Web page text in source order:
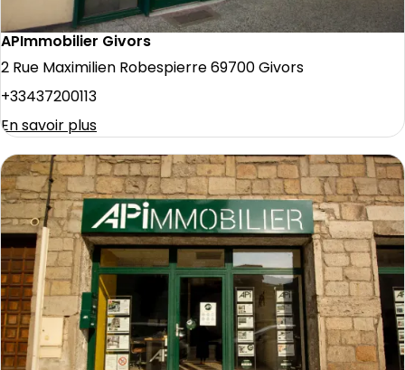
APImmobilier Givors
2 Rue Maximilien Robespierre 69700 Givors
+33437200113
En savoir plus